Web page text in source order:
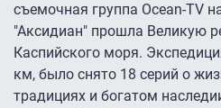
съемочная группа Ocean-TV
"Аксидиан" прошла Великую
Каспийского моря.
км, было снято 18 серий о
традициях и богатом